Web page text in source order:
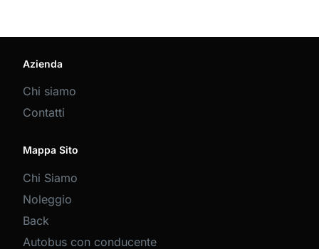
Azienda
Chi siamo
Contatti
Mappa Sito
Chi Siamo
Noleggio
Back
Autobus con conducente